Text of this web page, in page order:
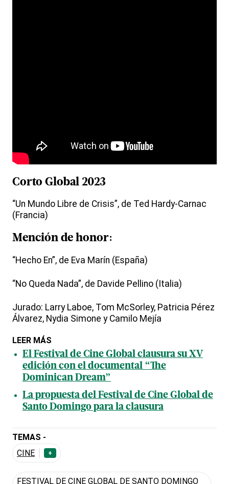
Corto Global 2023
“Un Mundo Libre de Crisis”, de Ted Hardy-Carnac
(Francia)
Mención de honor:
“Hecho En”, de Eva Marín (España)
“No Queda Nada”, de Davide Pellino (Italia)
Jurado: Larry Laboe, Tom McSorley, Patricia Pérez
Álvarez, Nydia Simone y Camilo Mejía
LEER MÁS
El Festival de Cine Global clausura su XV
edición con el documental “The
Dominican Dream”
La propuesta del Festival de Cine Global de
Santo Domingo para la clausura
TEMAS -
CINE
+
FESTIVAL DE CINE GLOBAL DE SANTO DOMINGO